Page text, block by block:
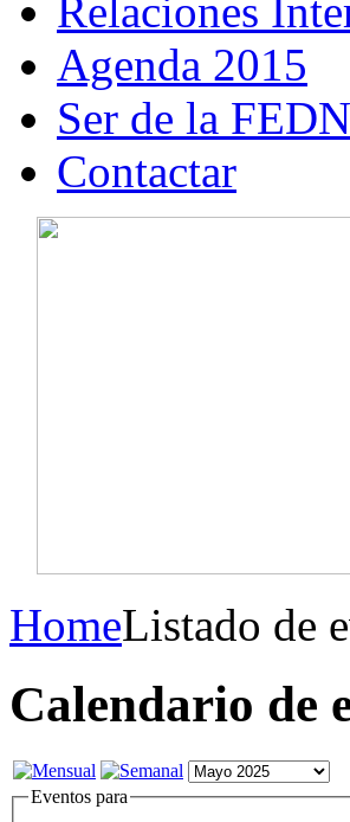
Relaciones
Agenda 2015
Ser de la FEDN
Contactar
HomeListado de
Calendario de
Eventos para